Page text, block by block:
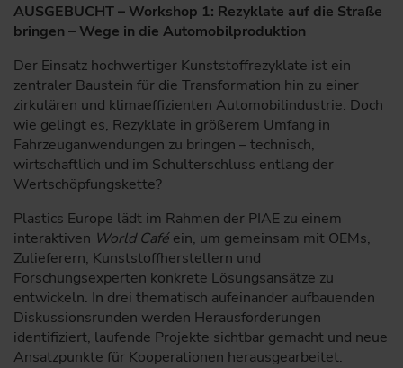
AUSGEBUCHT – Workshop 1: Rezyklate auf die Straße
bringen – Wege in die Automobilproduktion
Der Einsatz hochwertiger Kunststoffrezyklate ist ein
zentraler Baustein für die Transformation hin zu einer
zirkulären und klimaeffizienten Automobilindustrie. Doch
wie gelingt es, Rezyklate in größerem Umfang in
Fahrzeuganwendungen zu bringen – technisch,
wirtschaftlich und im Schulterschluss entlang der
Wertschöpfungskette?
Plastics Europe lädt im Rahmen der PIAE zu einem
interaktiven World Caféein, um gemeinsam mit OEMs,
Zulieferern, Kunststoffherstellern und
Forschungsexperten konkrete Lösungsansätze zu
entwickeln. In drei thematisch aufeinander aufbauenden
Diskussionsrunden werden Herausforderungen
identifiziert, laufende Projekte sichtbar gemacht und neue
Ansatzpunkte für Kooperationen herausgearbeitet.